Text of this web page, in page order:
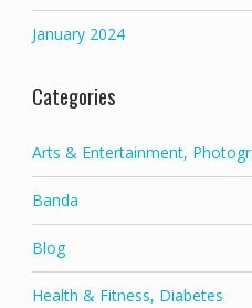
January 2024
Categories
Arts & Entertainment,
Banda
Blog
Health & Fitness, Diabetes